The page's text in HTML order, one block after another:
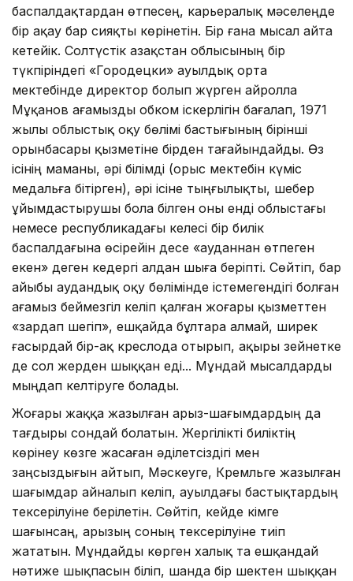
баспалдақтардан өтпесең, карьералық мәселеңде
бір ақау бар сияқты көрінетін. Бір ғана мысал айта
кетейік. Сол­түстік Қазақстан облысының бір
түкпіріндегі «Городецки» ауыл­дық орта
мектебінде директор болып жүрген Қайролла
Мұқанов ағамызды обком іскерлігін бағалап, 1971
жылы облыстық оқу бөлімі бастығының бірінші
орынбасары қызметіне бірден тағайындайды. Өз
ісінің маманы, әрі білімді (орыс мектебін күміс
медальға бітірген), әрі ісіне тыңғылықты, шебер
ұйымдастырушы бола білген оны енді облыстағы
немесе республикадағы келесі бір билік
баспалдағына өсірейін десе «ауданнан өтпеген
екен» деген кедергі алдан шыға беріпті. Сөйтіп, бар
айыбы аудандық оқу бөлімінде істемегендігі болған
ағамыз беймезгіл келіп қалған жо­ғары қызметтен
«зардап шегіп», ешқайда бұлтара алмай, ширек
ғасырдай бір-ақ креслода отырып, ақыры зейнетке
де сол жерден шыққан еді... Мұндай мысалдарды
мыңдап келтіруге болады.
Жоғары жаққа жазылған арыз-шағымдардың да
тағдыры сон­дай болатын. Жергілікті билік­тің
көрінеу көзге жасаған әді­летсіздігі мен
заңсыздығын айтып, Мәскеуге, Кремльге жазыл­ған
шағымдар айналып келіп, ауылдағы бастықтардың
тек­се­рілуіне берілетін. Сөйтіп, кей­де кімге
шағынсаң, арызың соның тексерілуіне тиіп
жататын. Мұндайды көрген халық та еш­қан­дай
нәтиже шықпасын біліп, шанда бір шектен шыққан